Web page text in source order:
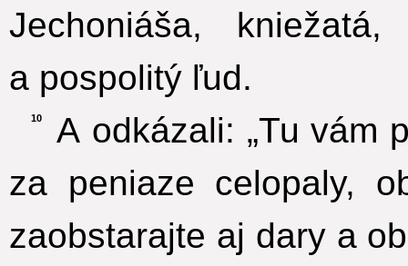
Jechoniáša, kniežatá,
a pospolitý ľud.
10
A odkázali: „Tu vám
za peniaze celopaly,
zaobstarajte aj dary a